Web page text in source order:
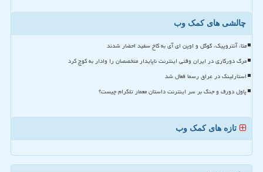
چالشی های کمک وب
متا، آنتروپیک، گوگل و اوپن ای آی به کاخ سفید احضار شدند
مرگ دورکاری در ایران وقتی اینترنت ناپایدار متخصصان را وادار به کوچ کرد
استارلینک در عراق رسما فعال شد
پاول دورف و جنگ بر سر اینترنت داستان معمار تلگرام چیست؟
تازه های کمک وب